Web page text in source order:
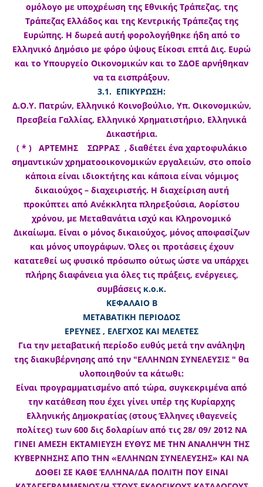
ομόλογο με υποχρέωση της Εθνικής Τράπεζας, της
Τράπεζας Ελλάδος και της Κεντρικής Τράπεζας της
Ευρώπης. Η δωρεά αυτή φορολογήθηκε ήδη από το
Ελληνικό Δημόσιο με φόρο ύψους Είκοσι επτά Δις. Ευρώ
και το Υπουργείο Οικονομικών και το ΣΔΟΕ αρνήθηκαν
να τα εισπράξουν.
3.1. ΕΠΙΚΥΡΩΣΗ:
Δ.Ο.Υ. Πατρών, Ελληνικό Κοινοβούλιο, Υπ. Οικονομικών,
Πρεσβεία Γαλλίας, Ελληνικό Χρηματιστήριο, Ελληνικά
Δικαστήρια.
( * ) ΑΡΤΕΜΗΣ ΣΩΡΡΑΣ , διαθέτει ένα χαρτοφυλάκιο
σημαντικών χρηματοοικονομικών εργαλειών, στο οποίο
κάποια είναι ιδιοκτήτης και κάποια είναι νόμιμος
δικαιούχος – διαχειριστής. Η διαχείριση αυτή
προκύπτει από Ανέκκλητα πληρεξούσια, Αορίστου
χρόνου, με Μεταθανάτια ισχύ και Κληρονομικό
Δικαίωμα. Είναι ο μόνος δικαιούχος, μόνος αποφασίζων
και μόνος υπογράφων. Όλες οι προτάσεις έχουν
κατατεθεί ως φυσικό πρόσωπο ούτως ώστε να υπάρχει
πλήρης διαφάνεια για όλες τις πράξεις, ενέργειες,
συμβάσεις κ.ο.κ.
ΚΕΦΑΛΑΙΟ Β
ΜΕΤΑΒΑΤΙΚΗ ΠΕΡΙΟΔΟΣ
ΕΡΕΥΝΕΣ , ΕΛΕΓΧΟΣ ΚΑΙ ΜΕΛΕΤΕΣ
Για την μεταβατική περίοδο ευθύς μετά την ανάληψη
της διακυβέρνησης από την "ΕΛΛΗΝΩΝ ΣΥΝΕΛΕΥΣΙΣ " θα
υλοποιηθούν τα κάτωθι:
Είναι προγραμματισμένο από τώρα, συγκεκριμένα από
την κατάθεση που έχει γίνει υπέρ της Κυρίαρχης
Ελληνικής Δημοκρατίας (στους Έλληνες ιθαγενείς
πολίτες) των 600 δις δολαρίων από τις 28/ 09/ 2012 ΝΑ
ΓΙΝΕΙ ΑΜΕΣΗ ΕΚΤΑΜΙΕΥΣΗ ΕΥΘΥΣ ΜΕ ΤΗΝ ΑΝΑΛΗΨΗ ΤΗΣ
ΚΥΒΕΡΝΗΣΗΣ ΑΠΟ ΤΗΝ «ΕΛΛΗΝΩΝ ΣΥΝΕΛΕΥΣΗΣ» ΚΑΙ ΝΑ
ΔΟΘΕΙ ΣΕ ΚΑΘΕ ΈΛΛΗΝΑ/ΔΑ ΠΟΛΙΤΗ ΠΟΥ ΕΙΝΑΙ